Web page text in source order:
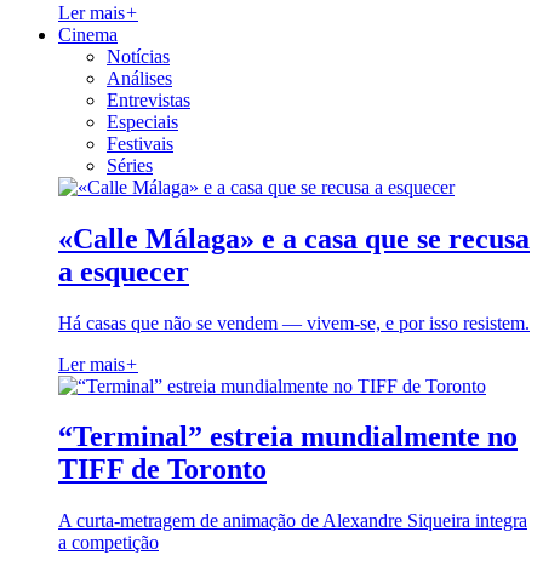
Ler mais+
Cinema
Notícias
Análises
Entrevistas
Especiais
Festivais
Séries
«Calle Málaga» e a casa que se recusa
a esquecer
Há casas que não se vendem — vivem-se, e por isso resistem.
Ler mais+
“Terminal” estreia mundialmente no
TIFF de Toronto
A curta-metragem de animação de Alexandre Siqueira integra
a competição